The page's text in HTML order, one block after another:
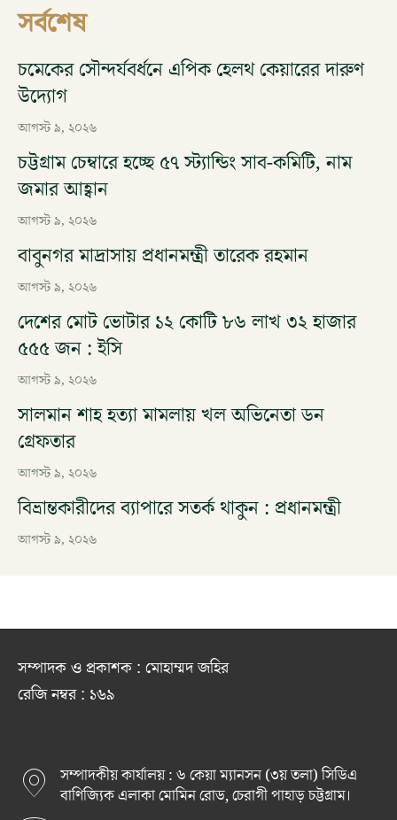
সর্বশেষ
চমেকের সৌন্দর্যবর্ধনে এপিক হেলথ কেয়ারের দারুণ
উদ্যোগ
আগস্ট ৯, ২০২৬
চট্টগ্রাম চেম্বারে হচ্ছে ৫৭ স্ট্যান্ডিং সাব-কমিটি, নাম
জমার আহ্বান
আগস্ট ৯, ২০২৬
বাবুনগর মাদ্রাসায় প্রধানমন্ত্রী তারেক রহমান
আগস্ট ৯, ২০২৬
দেশের মোট ভোটার ১২ কোটি ৮৬ লাখ ৩২ হাজার
৫৫৫ জন : ইসি
আগস্ট ৯, ২০২৬
সালমান শাহ হত্যা মামলায় খল অভিনেতা ডন
গ্রেফতার
আগস্ট ৯, ২০২৬
বিভ্রান্তকারীদের ব্যাপারে সতর্ক থাকুন : প্রধানমন্ত্রী
আগস্ট ৯, ২০২৬
সম্পাদক ও প্রকাশক : মোহাম্মদ জহির
রেজি নম্বর : ১৬৯
সম্পাদকীয় কার্যালয় : ৬ কেয়া ম্যানসন (৩য় তলা) সিডিএ
বাণিজ্যিক এলাকা মোমিন রোড, চেরাগী পাহাড় চট্টগ্রাম।